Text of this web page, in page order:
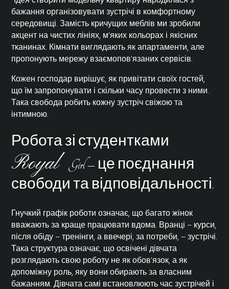
бажання організовувати зустрічі в комфортному
середовищі. Замість кричущих меблів ми зробили
акцент на чистих лініях, м’яких кольорах і якісних
тканинах. Кімнати виглядають як апартаменти, але
пропонують мережу взаємопов’язаних сервісів.
Кожен господар вирішує, як привітати своїх гостей,
що їм запропонувати і скільки часу провести з ними.
Така свобода робить кожну зустріч свіжою та
інтимною.
Робота зі студентками
Royal Girl – це поєднання
свободи та відповідальності.
Гнучкий графік роботи означає, що багато жінок
вважають за краще працювати вдома. Вранці – курси,
після обіду – тренінги, а ввечері, за потреби, – зустрічі.
Така структура означає, що освічені дівчата
розглядають свою роботу не як обов’язок, а як
допоміжну роль, яку вони обирають за власним
бажанням. Дівчата самі встановлюють час зустрічей і